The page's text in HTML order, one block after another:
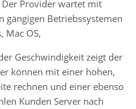
Provider wartet mit
gängigen Betriebssystemen
Mac OS,
Geschwindigkeit zeigt der
können mit einer hohen,
rechnen und einer ebenso
Kunden Server nach